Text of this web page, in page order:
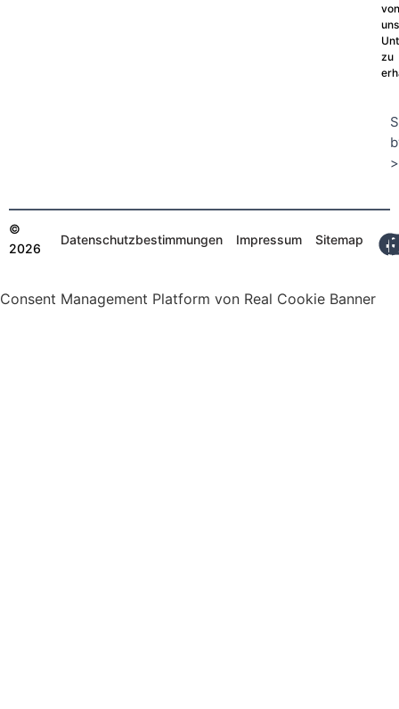
von
zu
©
2026
Datenschutzbestimmungen Impressum Sitemap
Consent Management Platform von Real Cookie Banner